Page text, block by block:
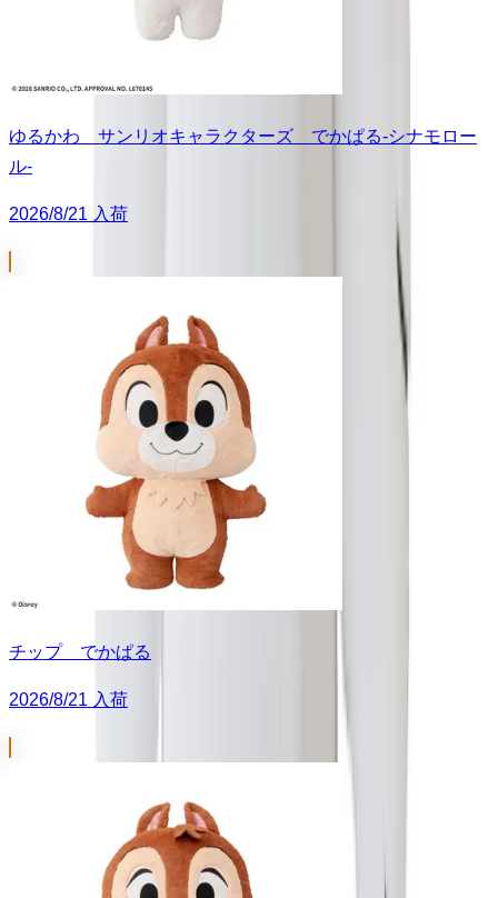
ゆるかわ サンリオキャラクターズ でかぱる‐シナモロー
ル‐
2026/8/21 入荷
チップ でかぱる
2026/8/21 入荷